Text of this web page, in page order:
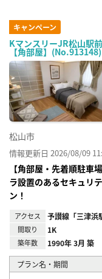
キャンペーン
KマンスリーJR松山駅
【角部屋】(No.913148)
松山市
情報更新日 2026/08/09
【角部屋・先着順駐車
ラ設置のあるセキュリ
ン！
アクセス 予讃線「三津浜
間取り 1K
築年数 1990年 3月 築
プラン名・期間